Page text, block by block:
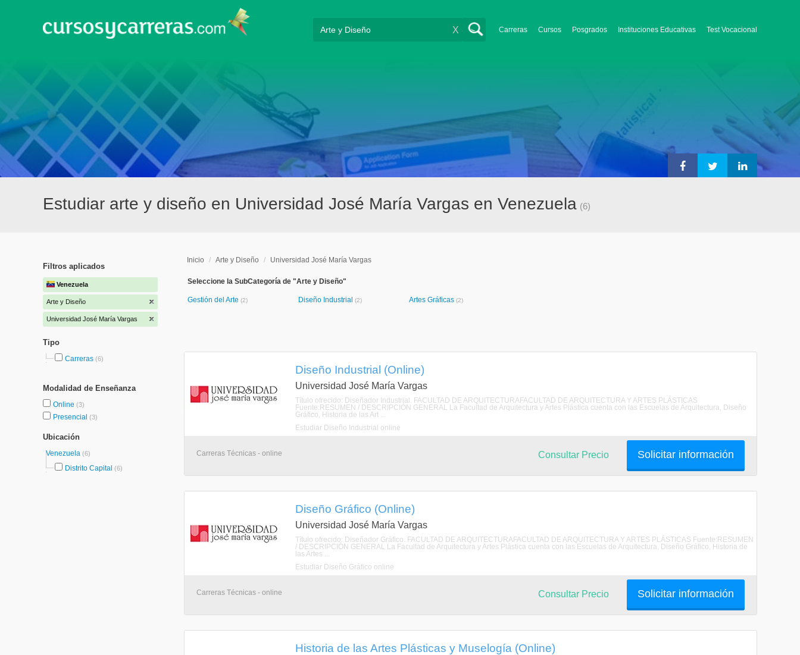
Carreras Cursos Posgrados Instituciones Educativas Test Vocacional
X
Estudiar arte y diseño en Universidad José María Vargas en Venezuela (6)
Filtros aplicados
Venezuela
Arte y Diseño
Universidad José María Vargas
Tipo
Carreras (6)
Modalidad de Enseñanza
Online (3)
Presencial (3)
Ubicación
Venezuela (6)
Distrito Capital (6)
Inicio / Arte y Diseño / Universidad José María Vargas
Seleccione la SubCategoría de "Arte y Diseño"
Gestión del Arte (2) Diseño Industrial (2) Artes Gráficas (2)
Diseño Industrial (Online)
Universidad José María Vargas
Título ofrecido: Diseñador Industrial. FACULTAD DE ARQUITECTURAFACULTAD DE ARQUITECTURA Y ARTES PLÁSTICAS
Fuente:RESUMEN / DESCRIPCIÓN GENERAL La Facultad de Arquitectura y Artes Plástica cuenta con las Escuelas de Arquitectura, Diseño
Gráfico, Historia de las Art ...
Estudiar Diseño Industrial online
Carreras Técnicas - online Solicitar información
Consultar Precio
Diseño Gráfico (Online)
Universidad José María Vargas
Título ofrecido: Diseñador Gráfico. FACULTAD DE ARQUITECTURAFACULTAD DE ARQUITECTURA Y ARTES PLÁSTICAS Fuente:RESUMEN
/ DESCRIPCIÓN GENERAL La Facultad de Arquitectura y Artes Plástica cuenta con las Escuelas de Arquitectura, Diseño Gráfico, Historia de
las Artes ...
Estudiar Diseño Gráfico online
Carreras Técnicas - online Solicitar información
Consultar Precio
Historia de las Artes Plásticas y Muselogía (Online)